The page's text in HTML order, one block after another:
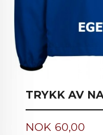
TRYKK AV
Pris
NOK 60,00